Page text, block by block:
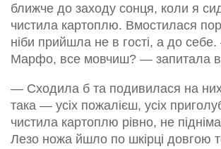
ближче до заходу сонця, коли я
чистила картоплю. Вмостилася
ніби прийшла не в гості, а до
Марфо, все мовчиш? — запитала
— Сходила б та подивилася на
така — усіх пожалієш, усіх
чистила картоплю рівно, не
Лезо ножа йшло по шкірці довгою